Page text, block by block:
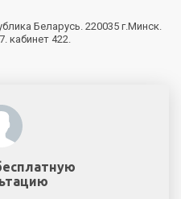
Беларусь. 220035 г.Минск.
кабинет 422.